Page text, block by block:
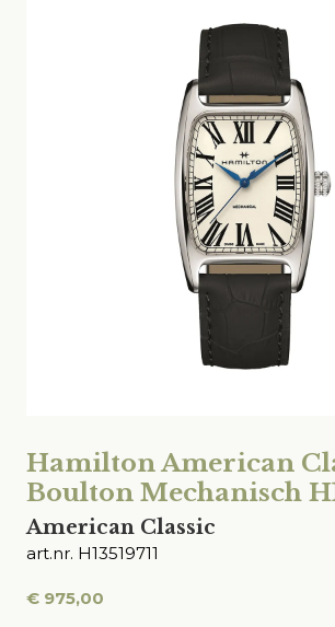
Hamilton American
Boulton Mechanisch
American Classic
art.nr. H13519711
€ 975,00